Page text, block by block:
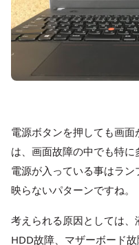
電源ボタンを押しても画
は、画面故障の中でも特に
電源が入っている事はラ
映らないパターンですね。
考えられる原因としては、
HDD故障、マザーボード